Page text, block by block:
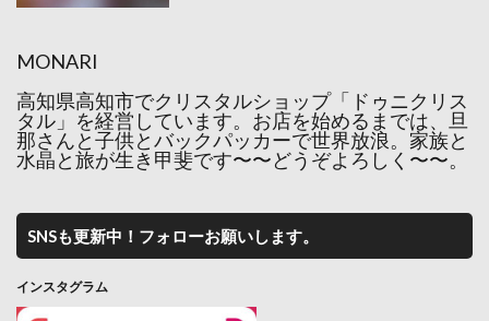
MONARI
高知県高知市でクリスタルショップ「ドゥニクリス
タル」を経営しています。お店を始めるまでは、旦
那さんと子供とバックパッカーで世界放浪。家族と
水晶と旅が生き甲斐です〜〜どうぞよろしく〜〜。
SNSも更新中！フォローお願いします。
インスタグラム